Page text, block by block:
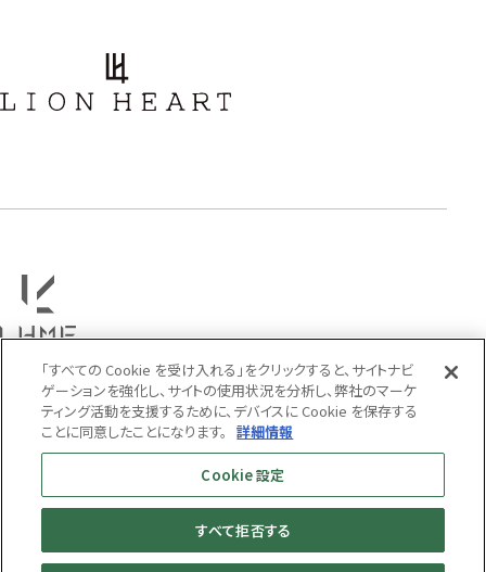
MENSWOMENS
フラワー
「すべての Cookie を受け入れる」をクリックすると、サイトナビ
ゲーションを強化し、サイトの使用状況を分析し、弊社のマーケ
ティング活動を支援するために、デバイスに Cookie を保存する
ことに同意したことになります。
詳細情報
Cookie 設定
すべて拒否する